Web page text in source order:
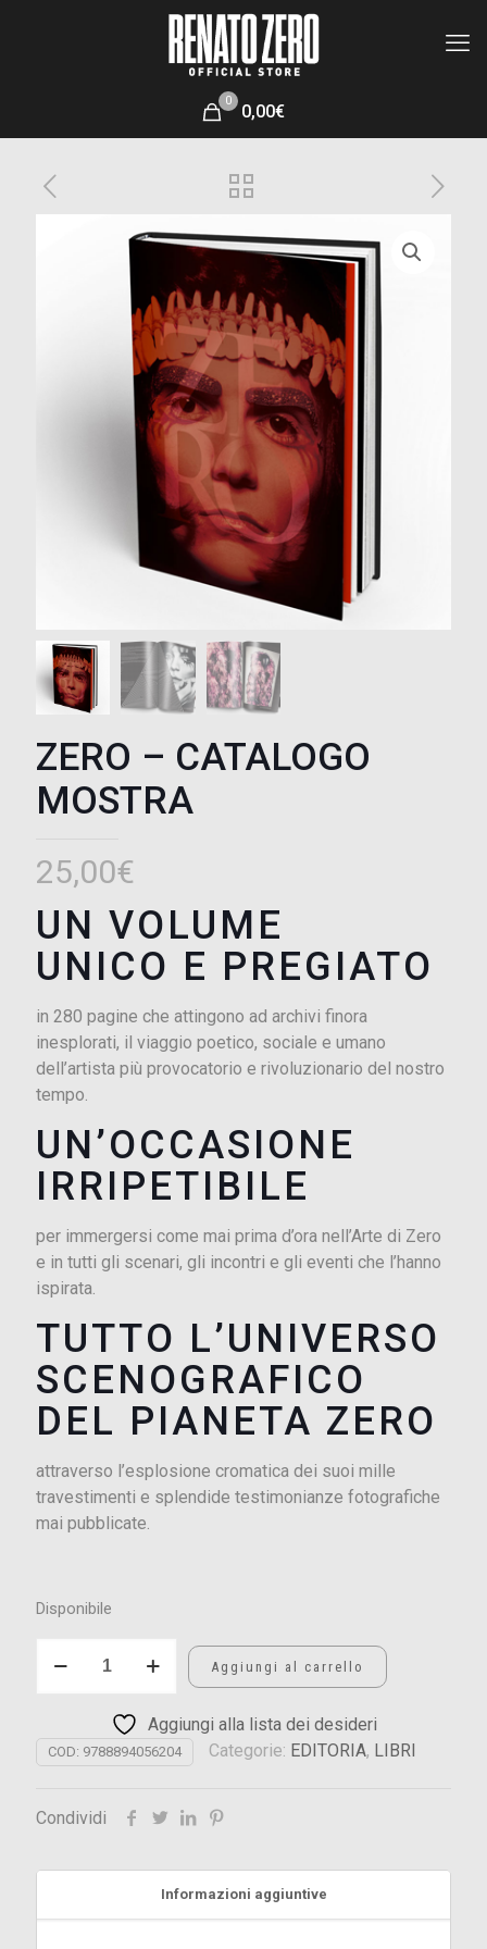
0
0,00€
ZERO – CATALOGO
MOSTRA
25,00€
UN VOLUME
UNICO E PREGIATO
in 280 pagine che attingono ad archivi finora
inesplorati, il viaggio poetico, sociale e umano
dell’artista più provocatorio e rivoluzionario del nostro
tempo.
UN’OCCASIONE
IRRIPETIBILE
per immergersi come mai prima d’ora nell’Arte di Zero
e in tutti gli scenari, gli incontri e gli eventi che l’hanno
ispirata.
TUTTO L’UNIVERSO
SCENOGRAFICO
DEL PIANETA ZERO
attraverso l’esplosione cromatica dei suoi mille
travestimenti e splendide testimonianze fotografiche
mai pubblicate.
Disponibile
quantità
Aggiungi al carrello
Aggiungi alla lista dei desideri
COD: 9788894056204 Categorie: EDITORIA, LIBRI
Condividi
Informazioni aggiuntive